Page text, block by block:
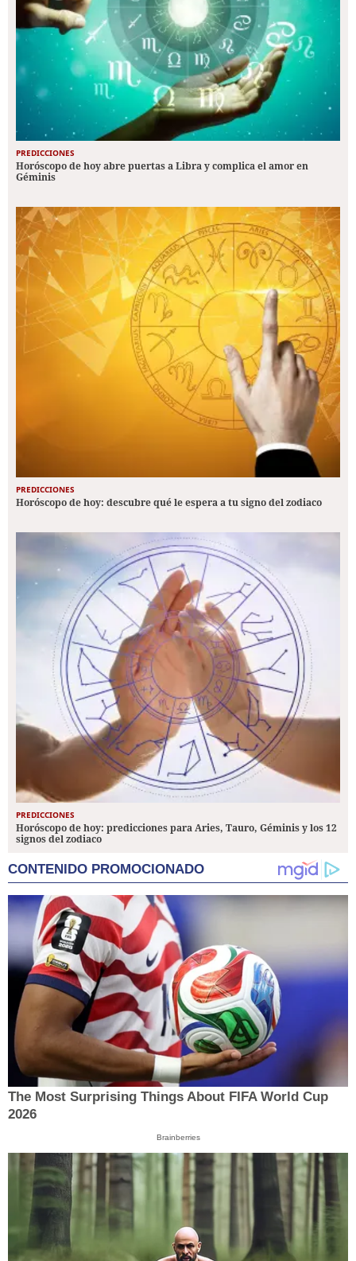
PREDICCIONES
Horóscopo de hoy abre puertas a Libra y complica el amor en
Géminis
PREDICCIONES
Horóscopo de hoy: descubre qué le espera a tu signo del zodiaco
PREDICCIONES
Horóscopo de hoy: predicciones para Aries, Tauro, Géminis y los 12
signos del zodiaco
CONTENIDO PROMOCIONADO
The Most Surprising Things About FIFA World Cup
2026
Brainberries